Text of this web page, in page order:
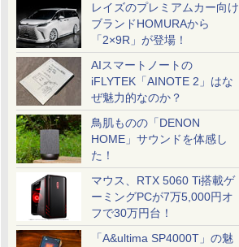
レイズのプレミアムカー向け
ブランドHOMURAから
「2×9R」が登場！
AIスマートノートの
iFLYTEK「AINOTE 2」はな
ぜ魅力的なのか？
鳥肌ものの「DENON
HOME」サウンドを体感し
た！
マウス、RTX 5060 Ti搭載ゲ
ーミングPCが7万5,000円オ
フで30万円台！
「A&ultima SP4000T」の魅